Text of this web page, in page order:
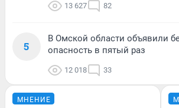
13 627 82
5
В Омской области объявили
опасность в пятый раз
12 018 33
МНЕНИЕ